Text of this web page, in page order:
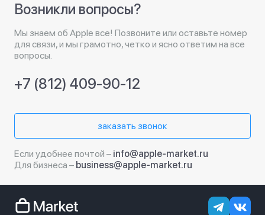
Возникли вопросы?
Мы знаем об Apple все! Позвоните или оставьте номер
для связи, и мы грамотно, четко и ясно ответим на все
вопросы.
+7 (812) 409-90-12
заказать звонок
Если удобнее почтой – info@apple-market.ru
Для бизнеса – business@apple-market.ru